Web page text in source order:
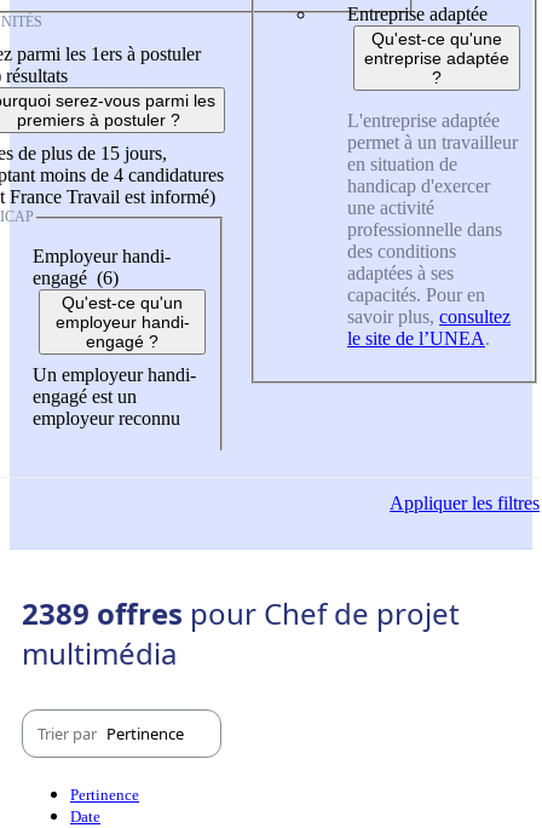
parmi les 1ers à postuler
résultats
serez-vous parmi les
premiers à postuler ?
de plus de 15 jours,
moins de 4 candidatures
France Travail est informé)
Employeur handi-
engagé (6)
Qu'est-ce qu'un
employeur handi-
engagé ?
Un employeur handi-
engagé est un
employeur reconnu
Entreprise adaptée
Qu'est-ce qu'une
entreprise adaptée
?
L'entreprise adaptée
permet à un travailleur
en situation de
handicap d'exercer
une activité
professionnelle dans
des conditions
adaptées à ses
capacités. Pour en
savoir plus, consultez
le site de l’UNEA.
Appliquerles filtres
2389 offres pour Chef de projet
multimédia
Trier par Pertinence
Pertinence
Date